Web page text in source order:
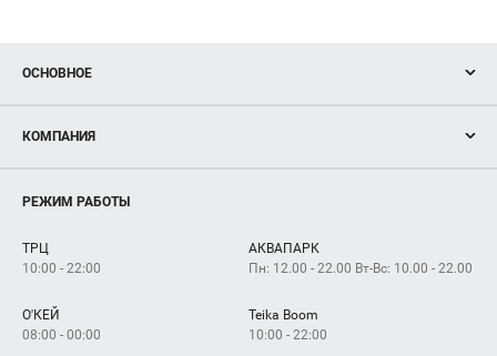
ОСНОВНОЕ
Новости
Магазины
Услуги
КОМПАНИЯ
Рекламодателям
Как добраться
РЕЖИМ РАБОТЫ
ТРЦ
10:00 - 22:00
АКВАПАРК
Пн: 12.00 - 22.00 Вт-Вс: 10.00 - 22.00
О'КЕЙ
08:00 - 00:00
Teika Boom
10:00 - 22:00